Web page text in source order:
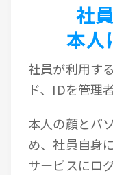
社
本人
社員が利用す
ド、IDを管理
本人の顔とパ
め、社員自身
サービスにロ